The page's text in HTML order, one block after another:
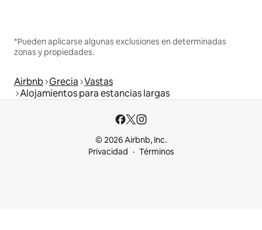
*Pueden aplicarse algunas exclusiones en determinadas
zonas y propiedades.
Airbnb Grecia Vastas
Alojamientos para estancias largas
© 2026 Airbnb, Inc.
Privacidad
Términos